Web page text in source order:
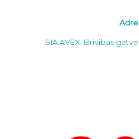
SIA AVEX, Brivibas